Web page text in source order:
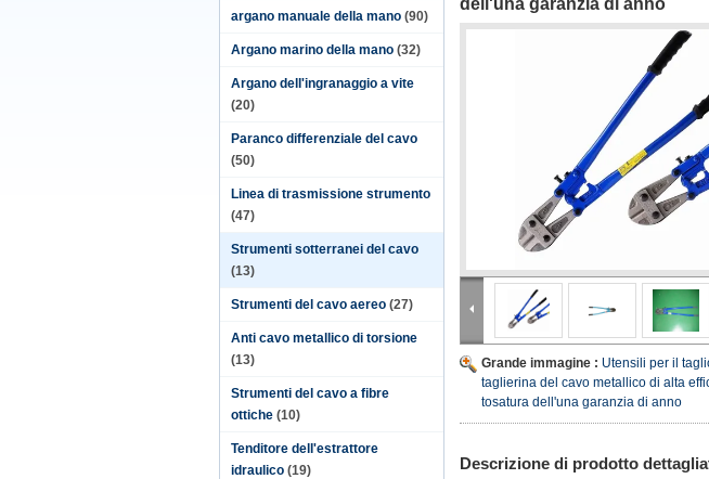
argano manuale della mano (90)
Argano marino della mano (32)
Argano dell'ingranaggio a vite
(20)
Paranco differenziale del cavo
(50)
Linea di trasmissione strumento
(47)
Strumenti sotterranei del cavo
(13)
Strumenti del cavo aereo (27)
Anti cavo metallico di torsione
(13)
Strumenti del cavo a fibre
ottiche (10)
Tenditore dell'estrattore
idraulico (19)
dell'una garanzia di anno
Grande immagine : Utensili per il
taglierina del cavo metallico di alta
tosatura dell'una garanzia di anno
Descrizione di prodotto